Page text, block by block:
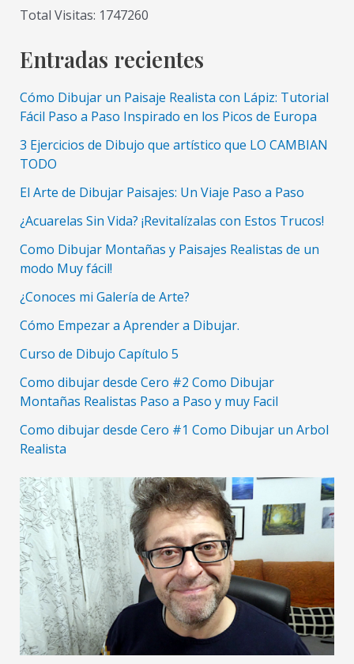
Total Visitas: 1747260
Entradas recientes
Cómo Dibujar un Paisaje Realista con Lápiz: Tutorial
Fácil Paso a Paso Inspirado en los Picos de Europa
3 Ejercicios de Dibujo que artístico que LO CAMBIAN
TODO
El Arte de Dibujar Paisajes: Un Viaje Paso a Paso
¿Acuarelas Sin Vida? ¡Revitalízalas con Estos Trucos!
Como Dibujar Montañas y Paisajes Realistas de un
modo Muy fácil!
¿Conoces mi Galería de Arte?
Cómo Empezar a Aprender a Dibujar.
Curso de Dibujo Capítulo 5
Como dibujar desde Cero #2 Como Dibujar
Montañas Realistas Paso a Paso y muy Facil
Como dibujar desde Cero #1 Como Dibujar un Arbol
Realista